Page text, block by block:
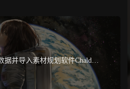
并导入素材规划软件Chaldea